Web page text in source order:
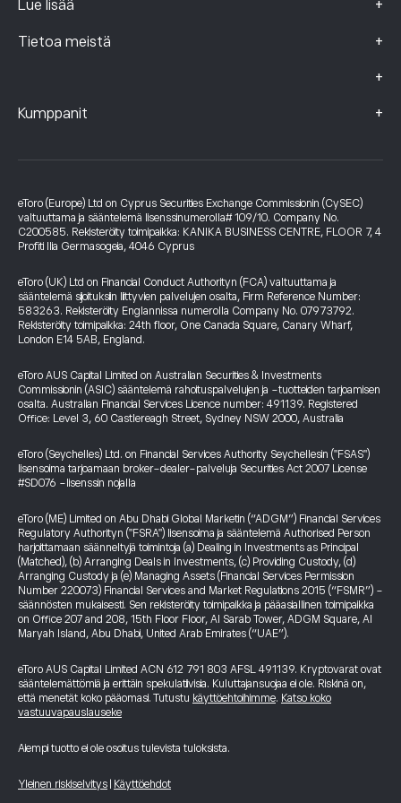
Lue lisää +
Tietoa meistä +
+
Kumppanit +
eToro (Europe) Ltd on Cyprus Securities Exchange Commissionin (CySEC)
valtuuttama ja sääntelemä lisenssinumerolla# 109/10. Company No.
C200585. Rekisteröity toimipaikka: KANIKA BUSINESS CENTRE, FLOOR 7, 4
Profiti Ilia Germasogeia, 4046 Cyprus
eToro (UK) Ltd on Financial Conduct Authorityn (FCA) valtuuttama ja
sääntelemä sijoituksiin liittyvien palvelujen osalta, Firm Reference Number:
583263. Rekisteröity Englannissa numerolla Company No. 07973792.
Rekisteröity toimipaikka: 24th floor, One Canada Square, Canary Wharf,
London E14 5AB, England.
eToro AUS Capital Limited on Australian Securities & Investments
Commissionin (ASIC) sääntelemä rahoituspalvelujen ja -tuotteiden tarjoamisen
osalta. Australian Financial Services Licence number: 491139. Registered
Office: Level 3, 60 Castlereagh Street, Sydney NSW 2000, Australia
eToro (Seychelles) Ltd. on Financial Services Authority Seychellesin ("FSAS")
lisensoima tarjoamaan broker-dealer-palveluja Securities Act 2007 License
#SD076 -lisenssin nojalla
eToro (ME) Limited on Abu Dhabi Global Marketin (“ADGM”) Financial Services
Regulatory Authorityn ("FSRA") lisensoima ja sääntelemä Authorised Person
harjoittamaan säänneltyjä toimintoja (a) Dealing in Investments as Principal
(Matched), (b) Arranging Deals in Investments, (c) Providing Custody, (d)
Arranging Custody ja (e) Managing Assets (Financial Services Permission
Number 220073) Financial Services and Market Regulations 2015 (“FSMR”) -
säännösten mukaisesti. Sen rekisteröity toimipaikka ja pääasiallinen toimipaikka
on Office 207 and 208, 15th Floor Floor, Al Sarab Tower, ADGM Square, Al
Maryah Island, Abu Dhabi, United Arab Emirates (“UAE”).
eToro AUS Capital Limited ACN 612 791 803 AFSL 491139. Kryptovarat ovat
sääntelemättömiä ja erittäin spekulatiivisia. Kuluttajansuojaa ei ole. Riskinä on,
että menetät koko pääomasi. Tutustu käyttöehtoihimme. Katso koko
vastuuvapauslauseke
Aiempi tuotto ei ole osoitus tulevista tuloksista.
Yleinen riskiselvitys Käyttöehdot